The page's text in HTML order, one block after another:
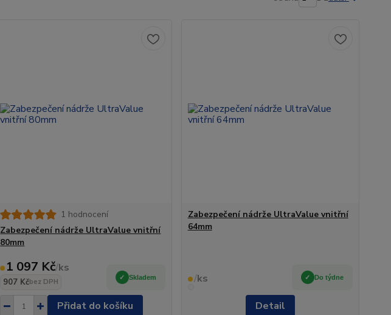
1 hodnocení
Zabezpečení nádrže UltraValue vnitřní
80mm
1 097 Kč/ks
907 Kčbez DPH
Skladem
Přidat do košíku
Zabezpečení nádrže UltraValue vnitřní
64mm
/ks Do týdne
Detail